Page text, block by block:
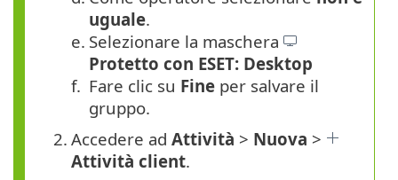
uguale.
e. Selezionare la maschera
Protetto con ESET: Desktop
f. Fare clic su Fine per salvare il
gruppo.
2. Accedere ad Attività > Nuova >
Attività client.